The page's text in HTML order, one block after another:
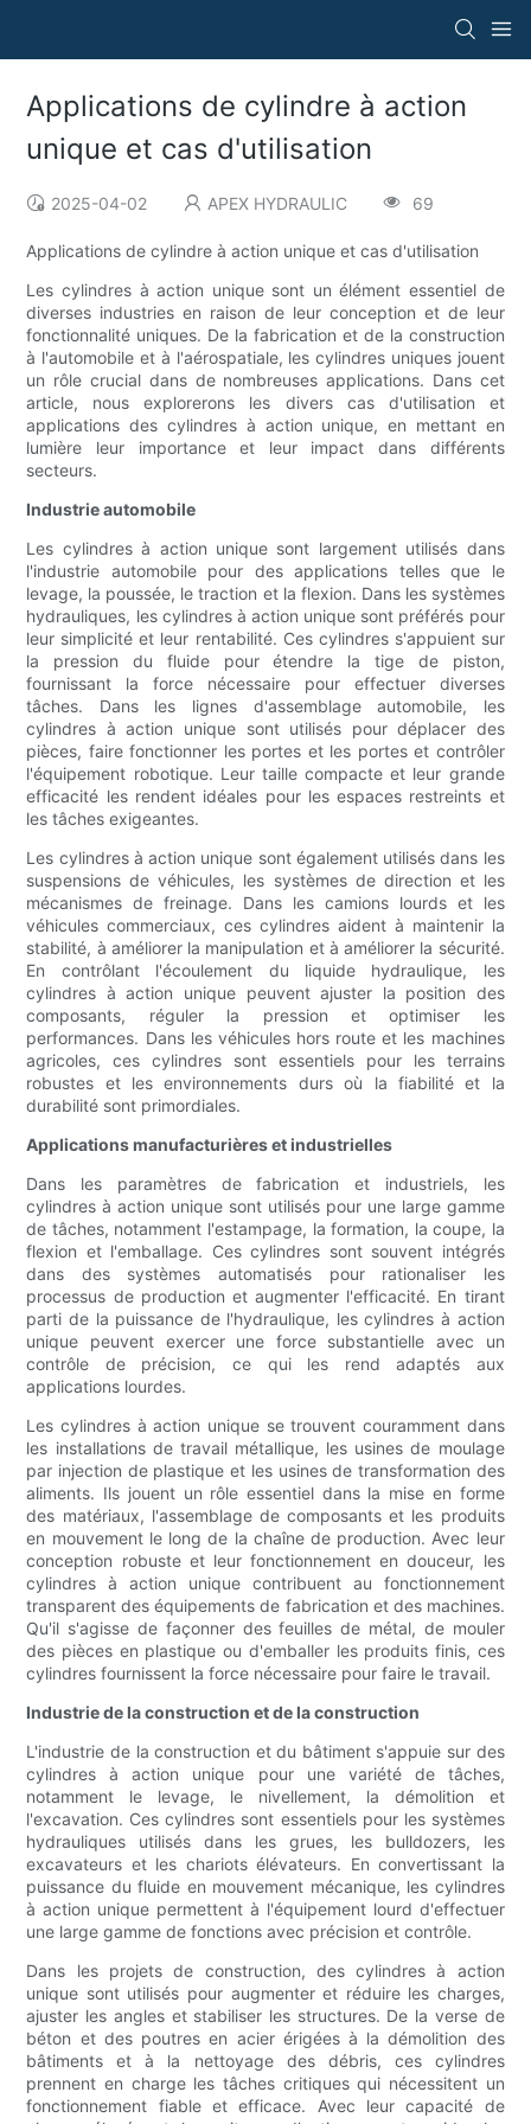
Applications de cylindre à action
unique et cas d'utilisation
2025-04-02 APEX HYDRAULIC 69
Applications de cylindre à action unique et cas d'utilisation
Les cylindres à action unique sont un élément essentiel de
diverses industries en raison de leur conception et de leur
fonctionnalité uniques. De la fabrication et de la construction
à l'automobile et à l'aérospatiale, les cylindres uniques jouent
un rôle crucial dans de nombreuses applications. Dans cet
article, nous explorerons les divers cas d'utilisation et
applications des cylindres à action unique, en mettant en
lumière leur importance et leur impact dans différents
secteurs.
Industrie automobile
Les cylindres à action unique sont largement utilisés dans
l'industrie automobile pour des applications telles que le
levage, la poussée, le traction et la flexion. Dans les systèmes
hydrauliques, les cylindres à action unique sont préférés pour
leur simplicité et leur rentabilité. Ces cylindres s'appuient sur
la pression du fluide pour étendre la tige de piston,
fournissant la force nécessaire pour effectuer diverses
tâches. Dans les lignes d'assemblage automobile, les
cylindres à action unique sont utilisés pour déplacer des
pièces, faire fonctionner les portes et les portes et contrôler
l'équipement robotique. Leur taille compacte et leur grande
efficacité les rendent idéales pour les espaces restreints et
les tâches exigeantes.
Les cylindres à action unique sont également utilisés dans les
suspensions de véhicules, les systèmes de direction et les
mécanismes de freinage. Dans les camions lourds et les
véhicules commerciaux, ces cylindres aident à maintenir la
stabilité, à améliorer la manipulation et à améliorer la sécurité.
En contrôlant l'écoulement du liquide hydraulique, les
cylindres à action unique peuvent ajuster la position des
composants, réguler la pression et optimiser les
performances. Dans les véhicules hors route et les machines
agricoles, ces cylindres sont essentiels pour les terrains
robustes et les environnements durs où la fiabilité et la
durabilité sont primordiales.
Applications manufacturières et industrielles
Dans les paramètres de fabrication et industriels, les
cylindres à action unique sont utilisés pour une large gamme
de tâches, notamment l'estampage, la formation, la coupe, la
flexion et l'emballage. Ces cylindres sont souvent intégrés
dans des systèmes automatisés pour rationaliser les
processus de production et augmenter l'efficacité. En tirant
parti de la puissance de l'hydraulique, les cylindres à action
unique peuvent exercer une force substantielle avec un
contrôle de précision, ce qui les rend adaptés aux
applications lourdes.
Les cylindres à action unique se trouvent couramment dans
les installations de travail métallique, les usines de moulage
par injection de plastique et les usines de transformation des
aliments. Ils jouent un rôle essentiel dans la mise en forme
des matériaux, l'assemblage de composants et les produits
en mouvement le long de la chaîne de production. Avec leur
conception robuste et leur fonctionnement en douceur, les
cylindres à action unique contribuent au fonctionnement
transparent des équipements de fabrication et des machines.
Qu'il s'agisse de façonner des feuilles de métal, de mouler
des pièces en plastique ou d'emballer les produits finis, ces
cylindres fournissent la force nécessaire pour faire le travail.
Industrie de la construction et de la construction
L'industrie de la construction et du bâtiment s'appuie sur des
cylindres à action unique pour une variété de tâches,
notamment le levage, le nivellement, la démolition et
l'excavation. Ces cylindres sont essentiels pour les systèmes
hydrauliques utilisés dans les grues, les bulldozers, les
excavateurs et les chariots élévateurs. En convertissant la
puissance du fluide en mouvement mécanique, les cylindres
à action unique permettent à l'équipement lourd d'effectuer
une large gamme de fonctions avec précision et contrôle.
Dans les projets de construction, des cylindres à action
unique sont utilisés pour augmenter et réduire les charges,
ajuster les angles et stabiliser les structures. De la verse de
béton et des poutres en acier érigées à la démolition des
bâtiments et à la nettoyage des débris, ces cylindres
prennent en charge les tâches critiques qui nécessitent un
fonctionnement fiable et efficace. Avec leur capacité de